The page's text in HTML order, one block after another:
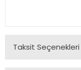
Taksit Seçenekleri